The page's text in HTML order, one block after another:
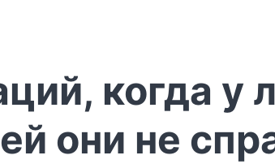
когда у
они не